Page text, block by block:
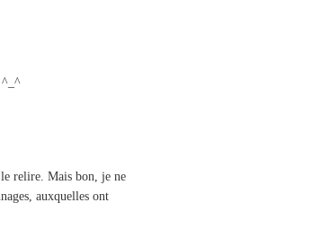
^_^
le relire. Mais bon, je ne
auxquelles ont